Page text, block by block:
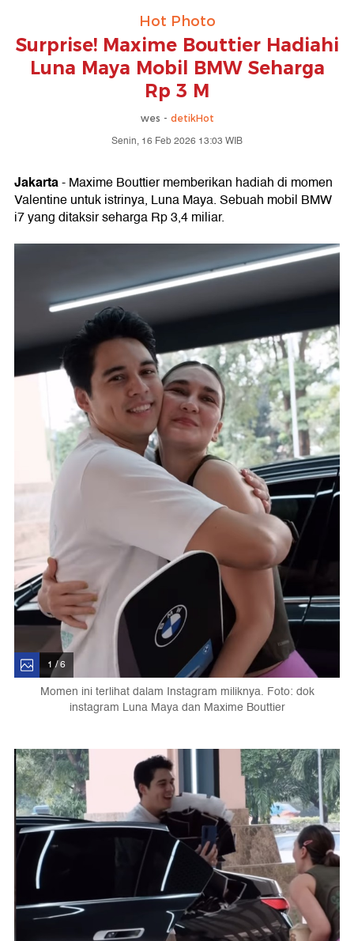
Hot Photo
Surprise! Maxime Bouttier Hadiahi
Luna Maya Mobil BMW Seharga
Rp 3 M
wes - detikHot
Senin, 16 Feb 2026 13:03 WIB
Jakarta- Maxime Bouttier memberikan hadiah di momen
Valentine untuk istrinya, Luna Maya. Sebuah mobil BMW
i7 yang ditaksir seharga Rp 3,4 miliar.
1 / 6
Momen ini terlihat dalam Instagram miliknya. Foto: dok
instagram Luna Maya dan Maxime Bouttier